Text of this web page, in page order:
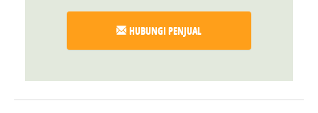
HUBUNGI PENJUAL